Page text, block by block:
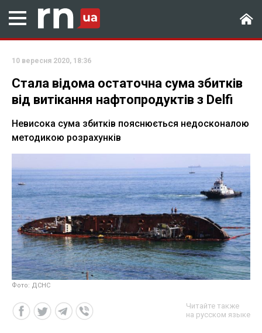
10 вересня 2020, 18:36
Стала відома остаточна сума збитків
від витікання нафтопродуктів з Delfi
Невисока сума збитків пояснюється недосконалою
методикою розрахунків
Фото: ДСНС
Читайте также
на русском языке